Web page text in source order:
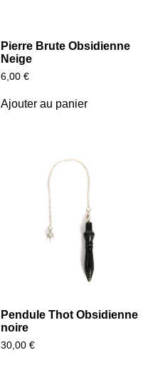
Pierre Brute Obsidienne
Neige
6,00 €
Ajouter au panier
Pendule Thot Obsidienne
noire
30,00 €